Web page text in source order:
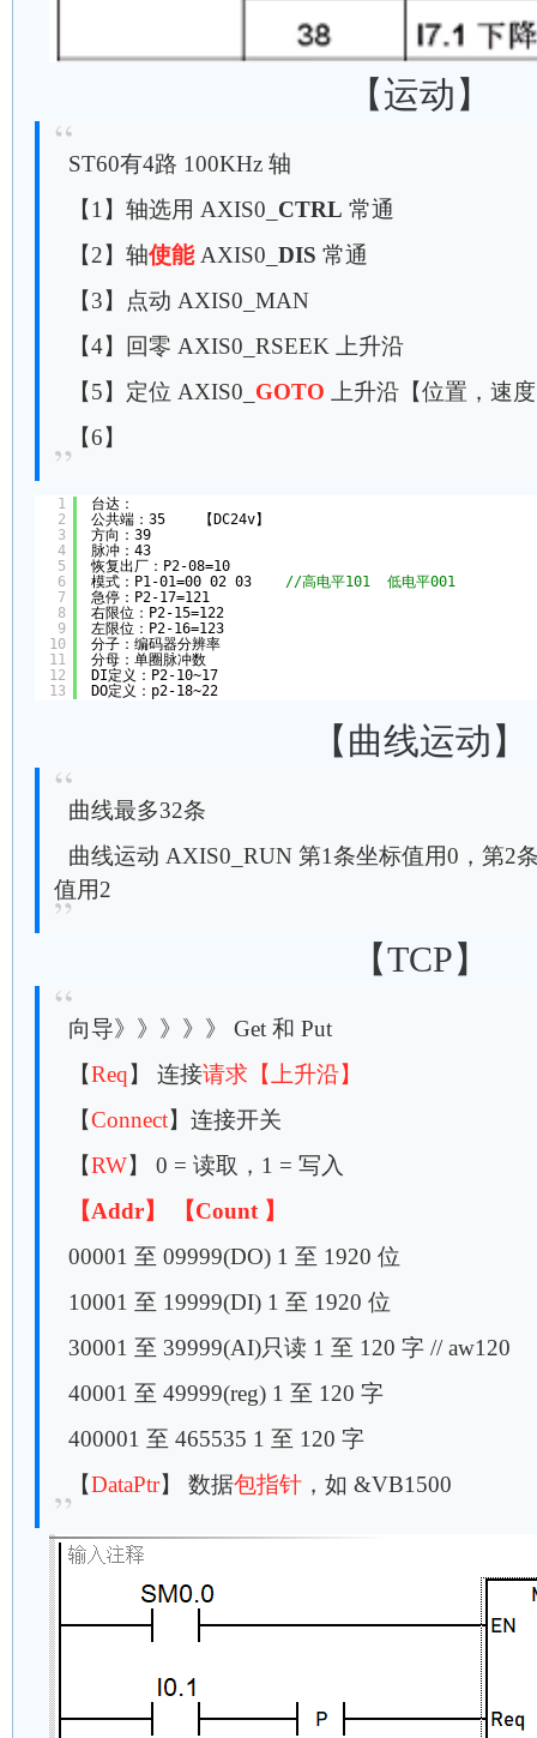
【运动】
ST60有4路 100KHz 轴
【1】轴选用 AXIS0_ CTRL 常通
【2】轴使能AXIS0_ DIS 常通
【3】点动 AXIS0_MAN
【4】回零 AXIS0_RSEEK 上升沿
【5】定位 AXIS0_ GOTO 上升沿【位置，速
【6】
1
2
3
4
5
6
7
8
9
10
11
12
13
台达：
公共端：35    【DC24v】
方向：39
脉冲：43
恢复出厂：P2-08=10
模式：P1-01=00 02 03 //高电平101  低电平001
急停：P2-17=121
右限位：P2-15=122
左限位：P2-16=123
分子：编码器分辨率
分母：单圈脉冲数
DI定义：P2-10~17
DO定义：p2-18~22
【曲线运动】
曲线最多32条
曲线运动 AXIS0_RUN 第1条坐标值用0，第2
值用2
【TCP】
向导》》》》》 Get 和 Put
【Req】 连接请求【上升沿】
【Connect】连接开关
【RW】 0 = 读取，1 = 写入
【Addr】
【Count 】
00001 至 09999(DO) 1 至 1920 位
10001 至 19999(DI) 1 至 1920 位
30001 至 39999(AI)只读 1 至 120 字 // aw120
40001 至 49999(reg) 1 至 120 字
400001 至 465535 1 至 120 字
【DataPtr】 数据包指针 ，如 &VB1500